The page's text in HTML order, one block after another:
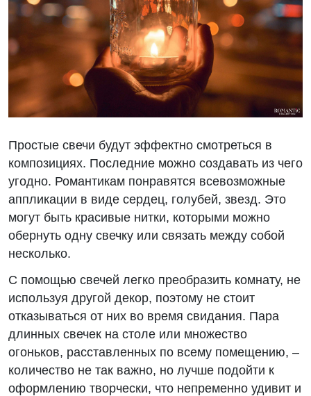
Простые свечи будут эффектно смотреться в
композициях. Последние можно создавать из чего
угодно. Романтикам понравятся всевозможные
аппликации в виде сердец, голубей, звезд. Это
могут быть красивые нитки, которыми можно
обернуть одну свечку или связать между собой
несколько.
С помощью свечей легко преобразить комнату, не
используя другой декор, поэтому не стоит
отказываться от них во время свидания. Пара
длинных свечек на столе или множество
огоньков, расставленных по всему помещению, –
количество не так важно, но лучше подойти к
оформлению творчески, что непременно удивит и